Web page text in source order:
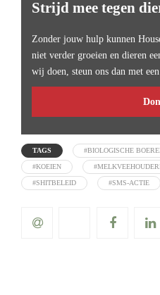
Strijd mee tegen
Zonder jouw hulp kunnen
niet verder groeien en dieren
wij doen, steun ons dan met
TAGS #BIOLOGISCHE
#KOEIEN
#SHITBELEID #SMS-ACTIE